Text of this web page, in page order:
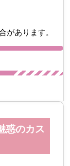
があります。
惑のカス